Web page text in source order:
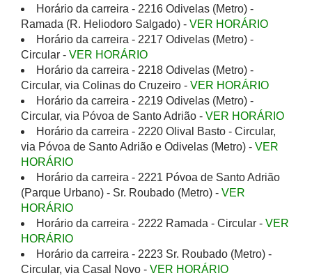
Horário da carreira - 2216 Odivelas (Metro) -
Ramada (R. Heliodoro Salgado) - VER HORÁRIO
Horário da carreira - 2217 Odivelas (Metro) -
Circular - VER HORÁRIO
Horário da carreira - 2218 Odivelas (Metro) -
Circular, via Colinas do Cruzeiro - VER HORÁRIO
Horário da carreira - 2219 Odivelas (Metro) -
Circular, via Póvoa de Santo Adrião - VER HORÁRIO
Horário da carreira - 2220 Olival Basto - Circular,
via Póvoa de Santo Adrião e Odivelas (Metro) - VER
HORÁRIO
Horário da carreira - 2221 Póvoa de Santo Adrião
(Parque Urbano) - Sr. Roubado (Metro) - VER
HORÁRIO
Horário da carreira - 2222 Ramada - Circular - VER
HORÁRIO
Horário da carreira - 2223 Sr. Roubado (Metro) -
Circular, via Casal Novo - VER HORÁRIO